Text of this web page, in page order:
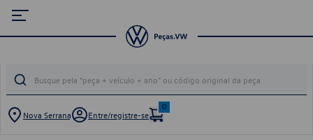
Nova Serrana Entre/registre-se
0